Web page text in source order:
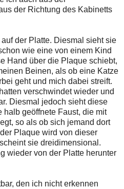
der Richtung des Kabinetts
der Platte. Diesmal sieht sie
wie eine von einem Kind
Hand über die Plaque schiebt,
Beinen, als ob eine Katze
geht und mich dabei streift.
verschwindet wieder und
Diesmal jedoch sieht diese
halb geöffnete Faust, die mit
so als ob sich jemand dort
Plaque wird von dieser
sie dreidimensional.
wieder von der Platte herunter
den ich nicht erkennen